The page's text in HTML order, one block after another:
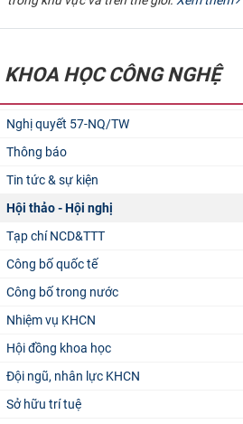
KHOA HỌC CÔNG NGHỆ
Nghị quyết 57-NQ/TW
Thông báo
Tin tức & sự kiện
Hội thảo - Hội nghị
Tạp chí NCD&TTT
Công bố quốc tế
Công bố trong nước
Nhiệm vụ KHCN
Hội đồng khoa học
Đội ngũ, nhân lực KHCN
Sở hữu trí tuệ